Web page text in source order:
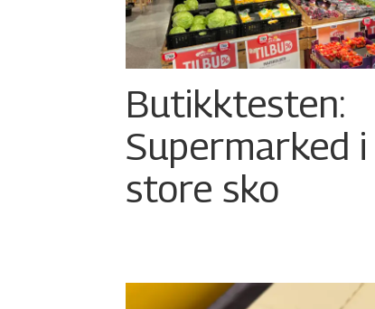
Butikktesten:
Supermarked
store sko